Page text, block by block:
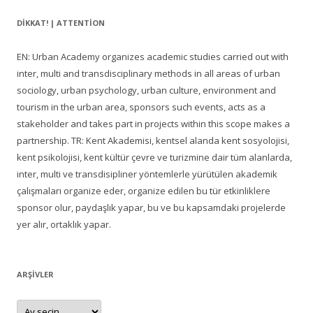
DIKKAT! | ATTENTION
EN: Urban Academy organizes academic studies carried out with
inter, multi and transdisciplinary methods in all areas of urban
sociology, urban psychology, urban culture, environment and
tourism in the urban area, sponsors such events, acts as a
stakeholder and takes part in projects within this scope makes a
partnership. TR: Kent Akademisi, kentsel alanda kent sosyolojisi,
kent psikolojisi, kent kültür çevre ve turizmine dair tüm alanlarda,
inter, multi ve transdisipliner yöntemlerle yürütülen akademik
çalışmaları organize eder, organize edilen bu tür etkinliklere
sponsor olur, paydaşlık yapar, bu ve bu kapsamdaki projelerde
yer alır, ortaklık yapar.
ARŞIVLER
Arşivler